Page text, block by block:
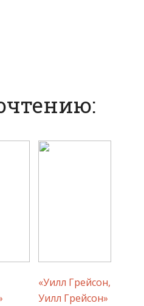
«Уилл Грейсон,
Уилл Грейсон»